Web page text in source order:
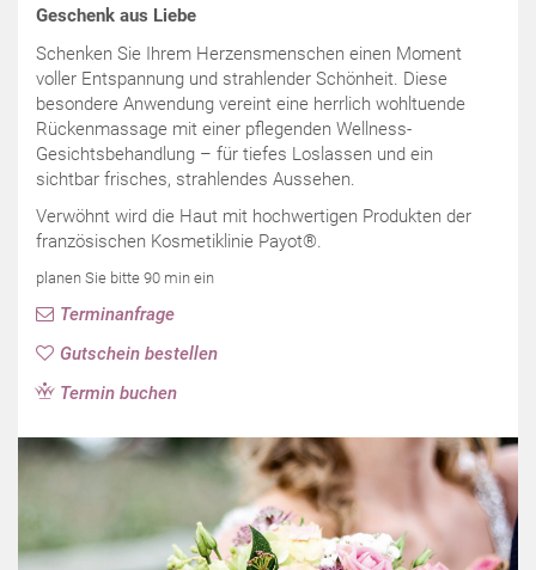
Geschenk aus Liebe
Schenken Sie Ihrem Herzensmenschen einen Moment
voller Entspannung und strahlender Schönheit. Diese
besondere Anwendung vereint eine herrlich wohltuende
Rückenmassage mit einer pflegenden Wellness-
Gesichtsbehandlung – für tiefes Loslassen und ein
sichtbar frisches, strahlendes Aussehen.
Verwöhnt wird die Haut mit hochwertigen Produkten der
französischen Kosmetiklinie Payot®.
planen Sie bitte 90 min ein
Terminanfrage
Gutschein bestellen
Termin buchen